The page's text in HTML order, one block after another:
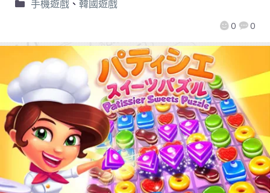
0 0
手機遊戲、 韓國遊戲